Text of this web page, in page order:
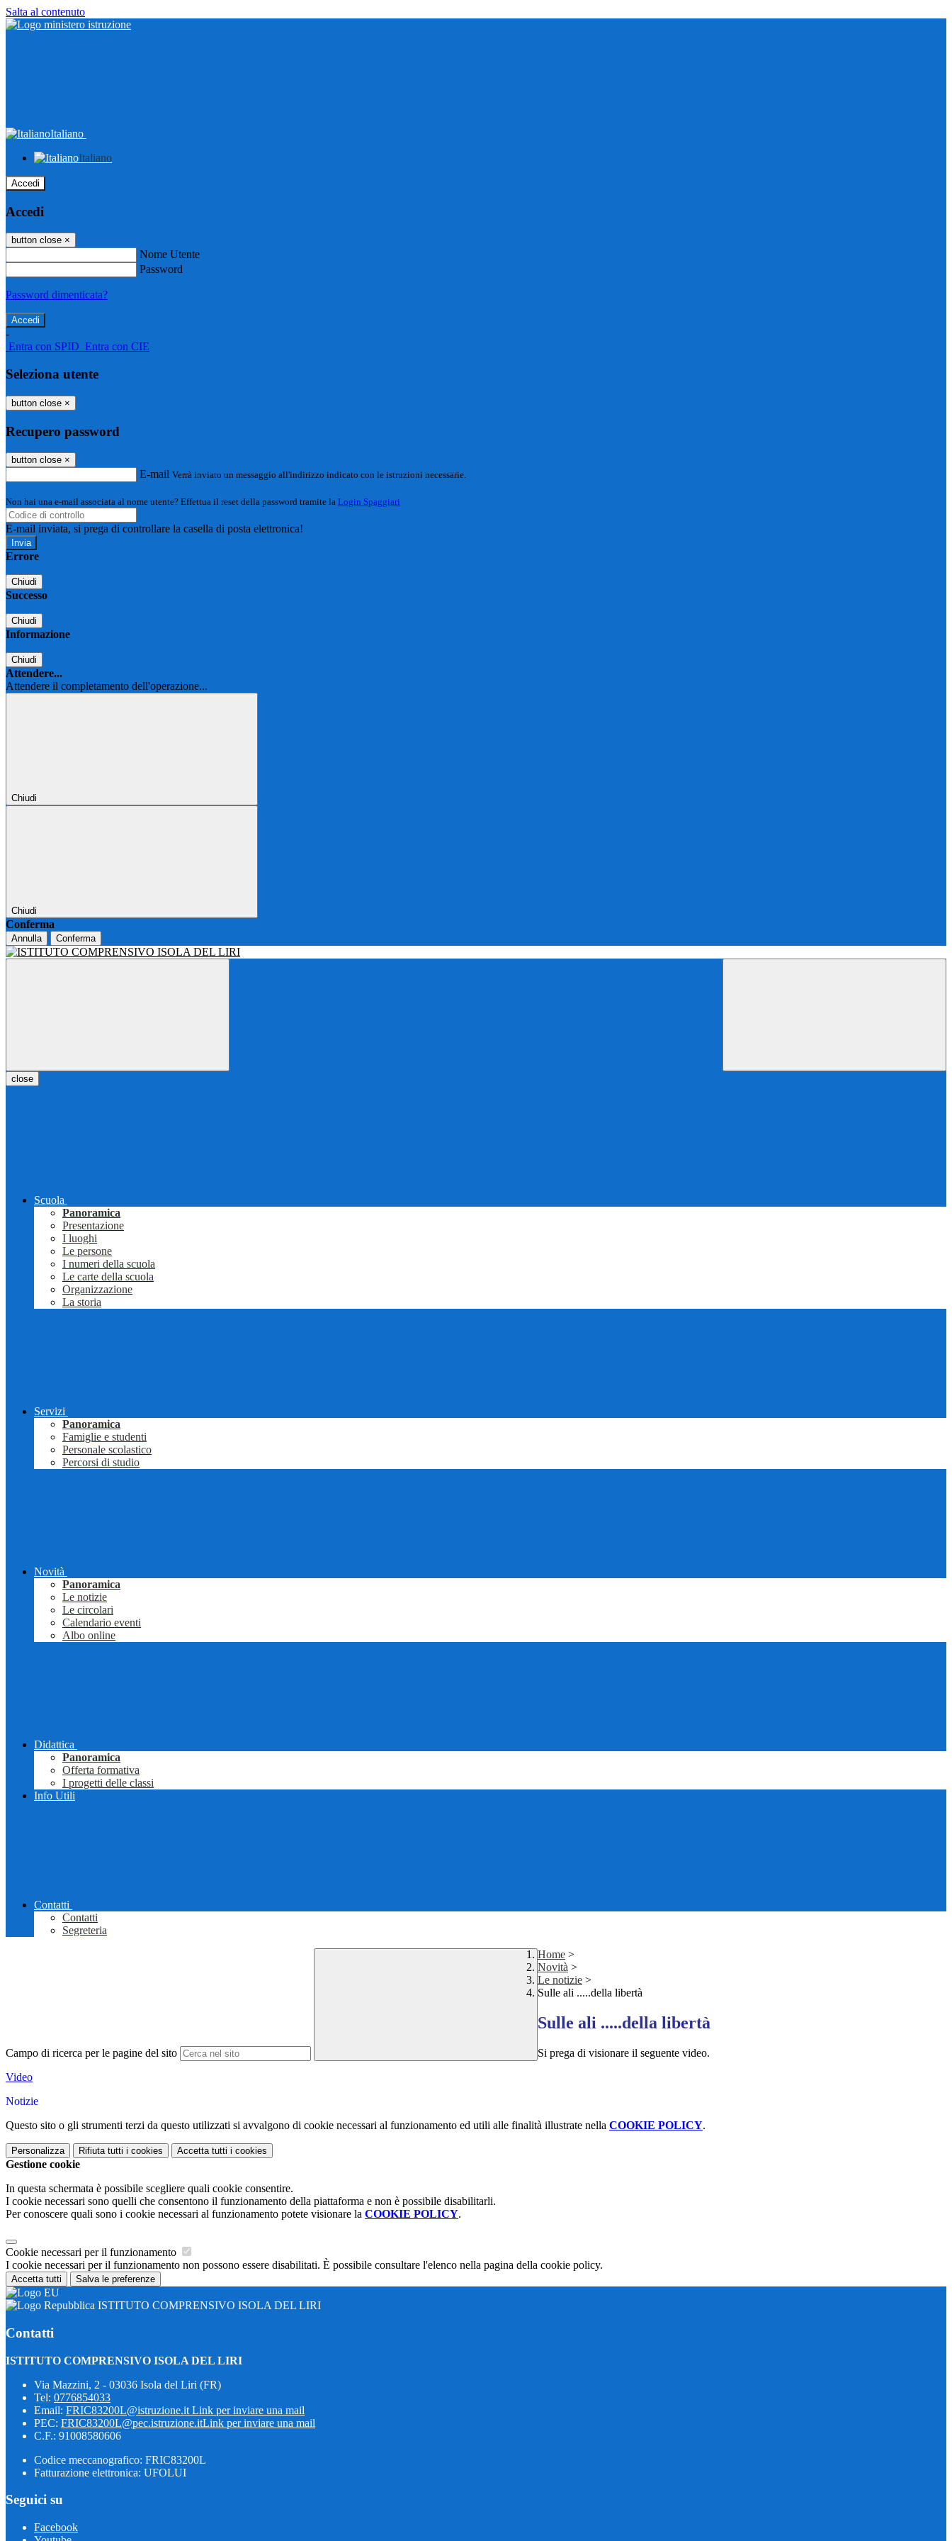
Salta al contenuto
Italiano
Italiano
Accedi
Accedi
button close ×
Nome Utente
Password
Password dimenticata?
-
Entra con SPID Entra con CIE
Seleziona utente
button close ×
Recupero password
button close ×
E-mail Verrà inviato un messaggio all'indirizzo indicato con le istruzioni necessarie.
Non hai una e-mail associata al nome utente? Effettua il reset della password tramite la Login Spaggiari
E-mail inviata, si prega di controllare la casella di posta elettronica!
Errore
Chiudi
Successo
Chiudi
Informazione
Chiudi
Attendere...
Attendere il completamento dell'operazione...
Chiudi
Chiudi
Conferma
Annulla Conferma
close
Scuola
Panoramica
Presentazione
I luoghi
Le persone
I numeri della scuola
Le carte della scuola
Organizzazione
La storia
Servizi
Panoramica
Famiglie e studenti
Personale scolastico
Percorsi di studio
Novità
Panoramica
Le notizie
Le circolari
Calendario eventi
Albo online
Didattica
Panoramica
Offerta formativa
I progetti delle classi
Info Utili
Contatti
Contatti
Segreteria
Campo di ricerca per le pagine del sito
Home >
Novità >
Le notizie >
Sulle ali .....della libertà
Sulle ali .....della libertà
Si prega di visionare il seguente video.
Video
Notizie
Questo sito o gli strumenti terzi da questo utilizzati si avvalgono di cookie necessari al funzionamento ed utili alle finalità illustrate nella COOKIE POLICY.
Personalizza Rifiuta tutti i cookies Accetta tutti i cookies
Gestione cookie
In questa schermata è possibile scegliere quali cookie consentire.
I cookie necessari sono quelli che consentono il funzionamento della piattaforma e non è possibile disabilitarli.
Per conoscere quali sono i cookie necessari al funzionamento potete visionare la COOKIE POLICY.
Cookie necessari per il funzionamento
I cookie necessari per il funzionamento non possono essere disabilitati. È possibile consultare l'elenco nella pagina della cookie policy.
Accetta tutti Salva le preferenze
ISTITUTO COMPRENSIVO ISOLA DEL LIRI
Contatti
ISTITUTO COMPRENSIVO ISOLA DEL LIRI
Via Mazzini, 2 - 03036 Isola del Liri (FR)
Tel: 0776854033
Email: FRIC83200L@istruzione.it Link per inviare una mail
PEC: FRIC83200L@pec.istruzione.itLink per inviare una mail
C.F.: 91008580606
Codice meccanografico: FRIC83200L
Fatturazione elettronica: UFOLUI
Seguici su
Facebook